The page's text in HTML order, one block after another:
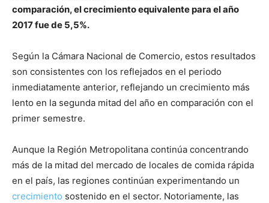
comparación, el crecimiento equivalente para el año
2017 fue de 5,5%.
Según la Cámara Nacional de Comercio, estos resultados
son consistentes con los reflejados en el periodo
inmediatamente anterior, reflejando un crecimiento más
lento en la segunda mitad del año en comparación con el
primer semestre.
Aunque la Región Metropolitana continúa concentrando
más de la mitad del mercado de locales de comida rápida
en el país, las regiones continúan experimentando un
crecimiento sostenido en el sector. Notoriamente, las